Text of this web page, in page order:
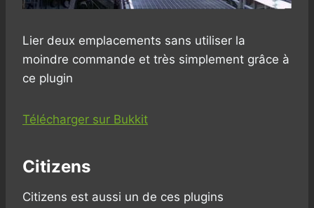
Lier deux emplacements sans utiliser la
moindre commande et très simplement grâce à
ce plugin
Télécharger sur Bukkit
Citizens
Citizens est aussi un de ces plugins